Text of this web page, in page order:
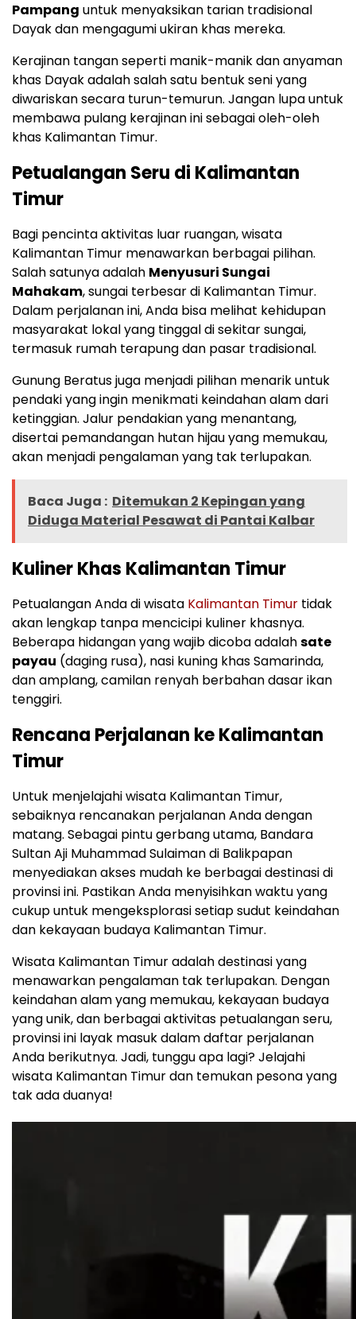
Pampang untuk menyaksikan tarian tradisional
Dayak dan mengagumi ukiran khas mereka.
Kerajinan tangan seperti manik-manik dan anyaman
khas Dayak adalah salah satu bentuk seni yang
diwariskan secara turun-temurun. Jangan lupa untuk
membawa pulang kerajinan ini sebagai oleh-oleh
khas Kalimantan Timur.
Petualangan Seru di Kalimantan
Timur
Bagi pencinta aktivitas luar ruangan, wisata
Kalimantan Timur menawarkan berbagai pilihan.
Salah satunya adalah Menyusuri Sungai
Mahakam, sungai terbesar di Kalimantan Timur.
Dalam perjalanan ini, Anda bisa melihat kehidupan
masyarakat lokal yang tinggal di sekitar sungai,
termasuk rumah terapung dan pasar tradisional.
Gunung Beratus juga menjadi pilihan menarik untuk
pendaki yang ingin menikmati keindahan alam dari
ketinggian. Jalur pendakian yang menantang,
disertai pemandangan hutan hijau yang memukau,
akan menjadi pengalaman yang tak terlupakan.
Baca Juga : Ditemukan 2 Kepingan yang
Diduga Material Pesawat di Pantai Kalbar
Kuliner Khas Kalimantan Timur
Petualangan Anda di wisata Kalimantan Timur tidak
akan lengkap tanpa mencicipi kuliner khasnya.
Beberapa hidangan yang wajib dicoba adalahsate
payau (daging rusa), nasi kuning khas Samarinda,
dan amplang, camilan renyah berbahan dasar ikan
tenggiri.
Rencana Perjalanan ke Kalimantan
Timur
Untuk menjelajahi wisata Kalimantan Timur,
sebaiknya rencanakan perjalanan Anda dengan
matang. Sebagai pintu gerbang utama, Bandara
Sultan Aji Muhammad Sulaiman di Balikpapan
menyediakan akses mudah ke berbagai destinasi di
provinsi ini. Pastikan Anda menyisihkan waktu yang
cukup untuk mengeksplorasi setiap sudut keindahan
dan kekayaan budaya Kalimantan Timur.
Wisata Kalimantan Timur adalah destinasi yang
menawarkan pengalaman tak terlupakan. Dengan
keindahan alam yang memukau, kekayaan budaya
yang unik, dan berbagai aktivitas petualangan seru,
provinsi ini layak masuk dalam daftar perjalanan
Anda berikutnya. Jadi, tunggu apa lagi? Jelajahi
wisata Kalimantan Timur dan temukan pesona yang
tak ada duanya!